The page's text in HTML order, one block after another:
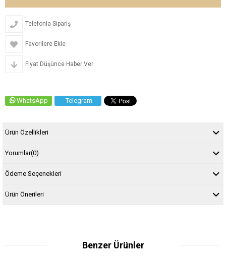
Telefonla Sipariş
Favorilere Ekle
Fiyat Düşünce Haber Ver
WhatsApp Telegram
Ürün Özellikleri
Yorumlar(0)
Ödeme Seçenekleri
Ürün Önerileri
Benzer Ürünler